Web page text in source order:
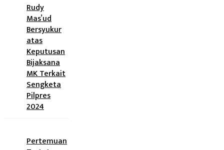
Rudy
Mas’ud
Bersyukur
atas
Keputusan
Bijaksana
MK Terkait
Sengketa
Pilpres
2024
Pertemuan